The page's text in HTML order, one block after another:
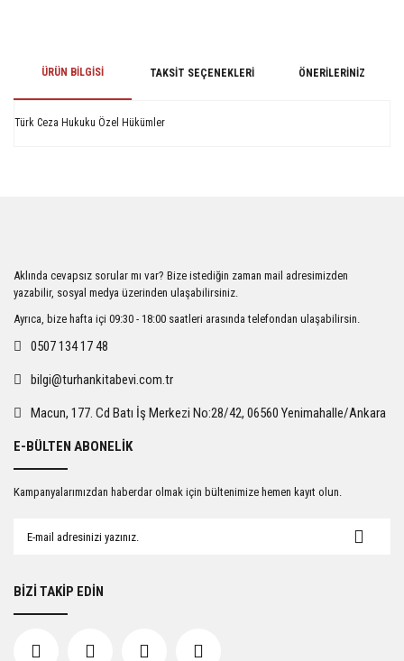
ÜRÜN BILGISI TAKSIT SEÇENEKLERI ÖNERILERINIZ
Türk Ceza Hukuku Özel Hükümler
Ürün açıklamasında eksik bilgiler bulunuyor.
Ürün bilgilerinde hatalar bulunuyor.
Ürün fiyatı diğer sitelerden daha pahalı.
Gönder
Aklında cevapsız sorular mı var? Bize istediğin zaman mail adresimizden
yazabilir, sosyal medya üzerinden ulaşabilirsiniz.
Ayrıca, bize hafta içi 09:30 - 18:00 saatleri arasında telefondan ulaşabilirsin.
0507 134 17 48
bilgi@turhankitabevi.com.tr
Macun, 177. Cd Batı İş Merkezi No:28/42, 06560 Yenimahalle/Ankara
E-BÜLTEN ABONELİK
Kampanyalarımızdan haberdar olmak için bültenimize hemen kayıt olun.
BİZİ TAKİP EDİN